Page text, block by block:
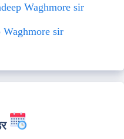
Waghmore sir
Waghmore sir